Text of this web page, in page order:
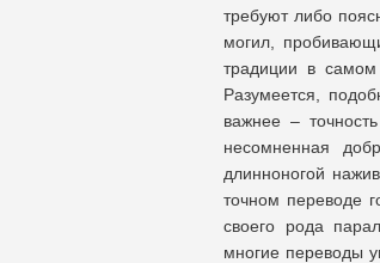
требуют либо
могил,
традиции в
Разумеется,
важнее –
несомненная
длинноногой
точном переводе
своего рода
многие переводы